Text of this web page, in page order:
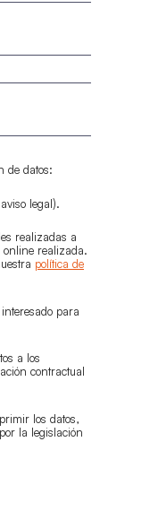
de datos:
legal).
realizadas a
online realizada.
política de
para
a los
contractual
los datos,
la legislación